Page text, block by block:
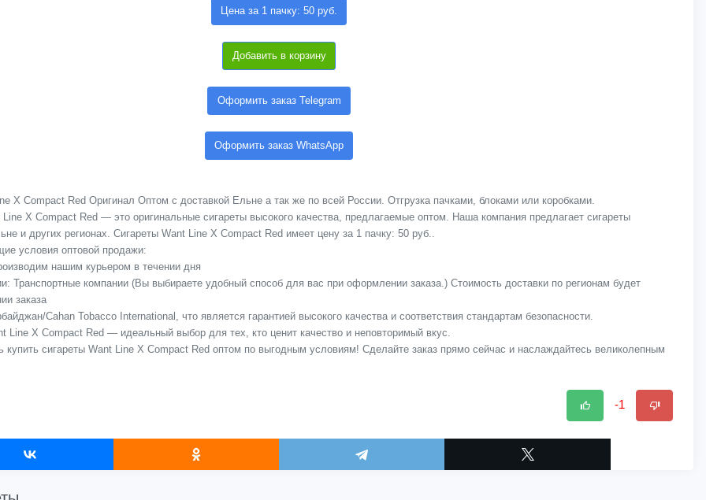
Цена за 1 пачку: 50 руб.
Добавить в корзину
Оформить заказ Telegram
Оформить заказ WhatsApp
X Compact Red Оригинал Оптом с доставкой Ельне а так же по всей России. Отгрузка пачками, блоками или коробками.
X Compact Red — это оригинальные сигареты высокого качества, предлагаемые оптом. Наша компания предлагает сигареты
и других регионах. Сигареты Want Line X Compact Red имеет цену за 1 пачку: 50 руб..
условия оптовой продажи:
нашим курьером в течении дня
Транспортные компании (Вы выбираете удобный способ для вас при оформлении заказа.) Стоимость доставки по регионам будет
заказа
Cahan Tobacco International, что является гарантией высокого качества и соответствия стандартам безопасности.
Line X Compact Red — идеальный выбор для тех, кто ценит качество и неповторимый вкус.
купить сигареты Want Line X Compact Red оптом по выгодным условиям! Сделайте заказ прямо сейчас и наслаждайтесь великолепным
-1